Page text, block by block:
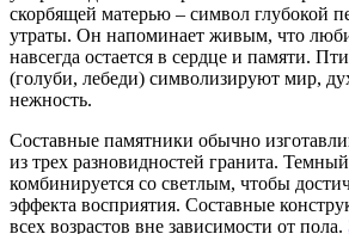
скорбящей матерью – символ глубокой
утраты. Он напоминает живым, что
навсегда остается в сердце и памяти.
(голуби, лебеди) символизируют мир,
нежность.
Составные памятники обычно
из трех разновидностей гранита.
комбинируется со светлым, чтобы
эффекта восприятия. Составные
всех возрастов вне зависимости от пола.